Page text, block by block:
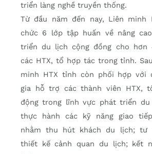
triển làng nghề truyền thống.
Từ đầu năm đến nay, Liên minh
chức 6 lớp tập huấn về nâng
triển du lịch cộng đồng cho hơn
các HTX, tổ hợp tác trong tỉnh.
minh HTX tỉnh còn phối hợp với
gia hỗ trợ các thành viên HTX,
động trong lĩnh vực phát triển
thực hành các kỹ năng giao
nhằm thu hút khách du lịch; tư
thiết kế cảnh quan du lịch; kết